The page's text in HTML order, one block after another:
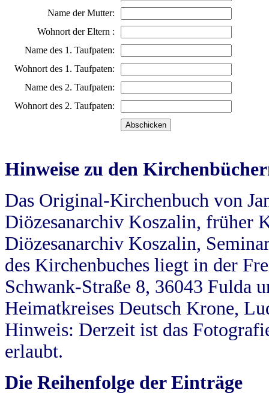
Name der Mutter:
Wohnort der Eltern :
Name des 1. Taufpaten:
Wohnort des 1. Taufpaten:
Name des 2. Taufpaten:
Wohnort des 2. Taufpaten:
Hinweise zu den
Das Original-Kirchenbuch von
Diözesanarchiv Koszalin, früher
Diözesanarchiv Koszalin,
des Kirchenbuches liegt in der
Schwank-Straße 8, 36043 Fulda
Heimatkreises Deutsch Krone,
Hinweis: Derzeit ist das
erlaubt.
Die Reihenfolge der Einträge